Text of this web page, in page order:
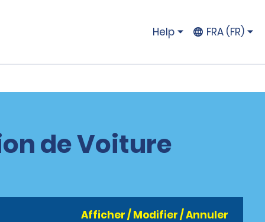
Help FRA (FR)
de Voiture
Afficher / Modifier / Annuler